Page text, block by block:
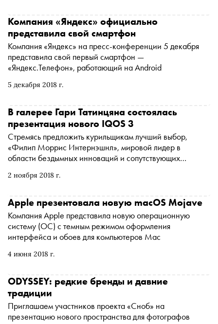
5 декабря 2018 г.
Компания «Яндекс» официально
представила свой смартфон
Компания «Яндекс» на пресс-конференции 5 декабря
представила свой первый смартфон —
«Яндекс.Телефон», работающий на Android
2 ноября 2018 г.
В галерее Гари Татинцяна состоялась
презентация нового IQOS 3
Стремясь предложить курильщикам лучший выбор,
«Филип Моррис Интернэшнл», мировой лидер в
области бездымных инноваций и сопутствующих
нагревания табака IQOS третьего поколения
4 июня 2018 г.
Apple презентовала новую macOS Mojave
Компания Apple представила новую операционную
систему (ОС) с темным режимом оформления
интерфейса и обоев для компьютеров Mac
ODYSSEY: редкие бренды и давние
традиции
Приглашаем участников проекта «Сноб» на
презентацию нового пространства для фотографов